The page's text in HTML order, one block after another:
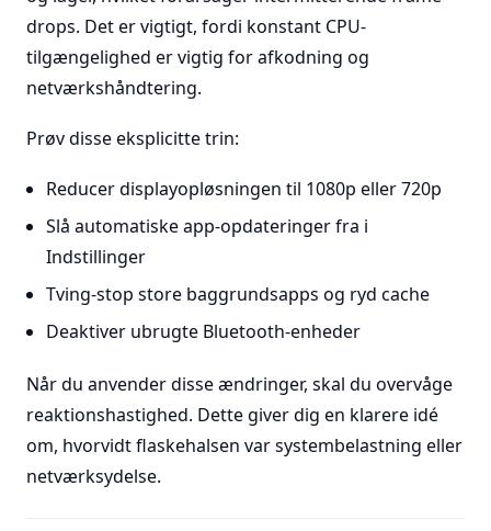
drops. Det er vigtigt, fordi konstant CPU-
tilgængelighed er vigtig for afkodning og
netværkshåndtering.
Prøv disse eksplicitte trin:
Reducer displayopløsningen til 1080p eller 720p
Slå automatiske app-opdateringer fra i
Indstillinger
Tving-stop store baggrundsapps og ryd cache
Deaktiver ubrugte Bluetooth-enheder
Når du anvender disse ændringer, skal du overvåge
reaktionshastighed. Dette giver dig en klarere idé
om, hvorvidt flaskehalsen var systembelastning eller
netværksydelse.